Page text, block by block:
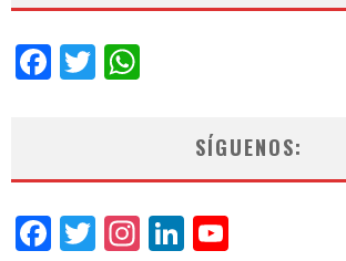
Facebook
Twitter
SÍGUENOS:
Facebook
Twitter
Instagram
LinkedIn